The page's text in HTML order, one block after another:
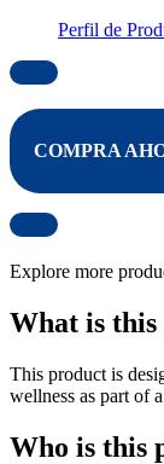
Perfil de
COMPRA
Explore more
What is
This product is
wellness as part of
Who is this